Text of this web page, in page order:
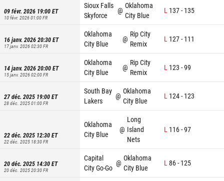
09 févr. 2026 19:00ET
10 févr. 2026 01:00FR
Sioux Falls
Skyforce
@
Oklahoma
City Blue
L 137- 135
16 janv. 2026 20:30ET
17 janv. 2026 02:30FR
Oklahoma
City Blue
@
Rip City
Remix
L 127- 111
14 janv. 2026 20:00ET
15 janv. 2026 02:00FR
Oklahoma
City Blue
@
Rip City
Remix
L 123 -99
27 déc. 2025 19:00ET
28 déc. 2025 01:00FR
South Bay
Lakers
@
Oklahoma
City Blue
L 124- 123
22 déc. 2025 12:30ET
22 déc. 2025 18:30FR
Oklahoma
City Blue
@
Long
Island
Nets
L 116-97
20 déc. 2025 14:30ET
20 déc. 2025 20:30FR
Capital
City Go-Go
@
Oklahoma
City Blue
L86- 125